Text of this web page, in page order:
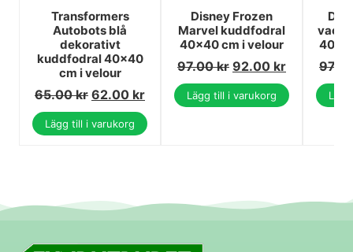
Transformers
Autobots blå
dekorativt
kuddfodral 40x40
cm i velour
65.00kr 62.00 kr
Lägg till i varukorg
Disney Frozen
Marvel kuddfodral
40x40 cm i velour
97.00kr 92.00 kr
Lägg till i varukorg